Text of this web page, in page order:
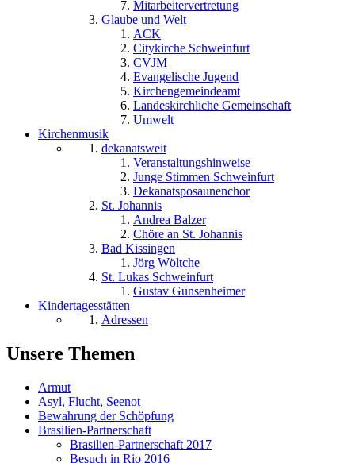
Mitarbeitervertretung
Glaube und Welt
ACK
Citykirche Schweinfurt
CVJM
Evangelische Jugend
Kirchengemeindeamt
Landeskirchliche Gemeinschaft
Umwelt
Kirchenmusik
dekanatsweit
Veranstaltungshinweise
Junge Stimmen Schweinfurt
Dekanatsposaunenchor
St. Johannis
Andrea Balzer
Chöre an St. Johannis
Bad Kissingen
Jörg Wöltche
St. Lukas Schweinfurt
Gustav Gunsenheimer
Kindertagesstätten
Adressen
Unsere Themen
Armut
Asyl, Flucht, Seenot
Bewahrung der Schöpfung
Brasilien-Partnerschaft
Brasilien-Partnerschaft 2017
Besuch in Rio 2016